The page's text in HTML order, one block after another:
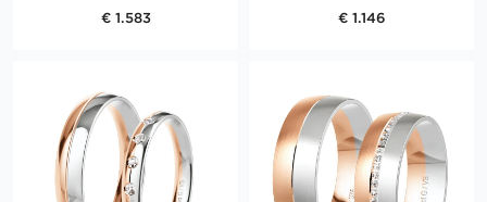
€ 1.583 € 1.146